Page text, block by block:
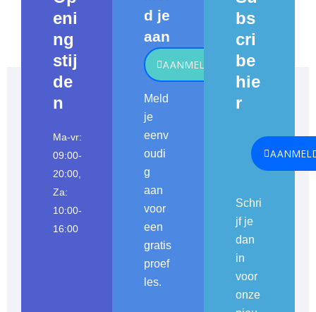
eni
ng
stij
de
n
Ma-vr:
09:00-
20:00,
Za:
10:00-
16:00
d je
aan
AANMELDEN
Meld
je
eenv
oudi
g
aan
voor
een
gratis
proef
les.
bs
cri
be
hie
r
Schri
jf je
dan
in
voor
onze